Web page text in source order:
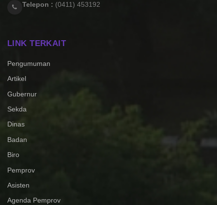
Telepon : (0411) 453192
LINK TERKAIT
Pengumuman
Artikel
Gubernur
Sekda
Dinas
Badan
Biro
Pemprov
Asisten
Agenda Pemprov